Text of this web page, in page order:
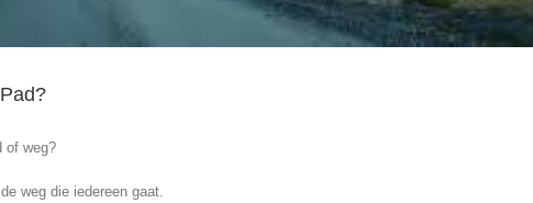
of weg?
weg die iedereen gaat.